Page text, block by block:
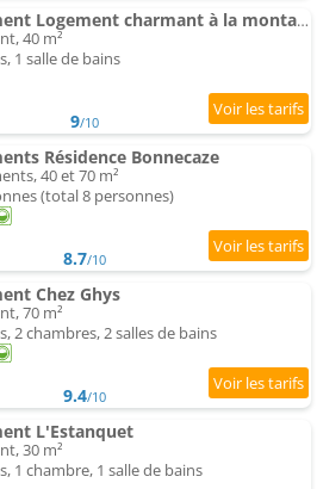
Appartement Logement charmant à la montagne
40 m²
1 salle de bains
9/10
Résidence Bonnecaze
40 et 70 m²
(total 8 personnes)
8.7/10
Chez Ghys
70 m²
2 chambres, 2 salles de bains
9.4/10
L'Estanquet
30 m²
1 chambre, 1 salle de bains